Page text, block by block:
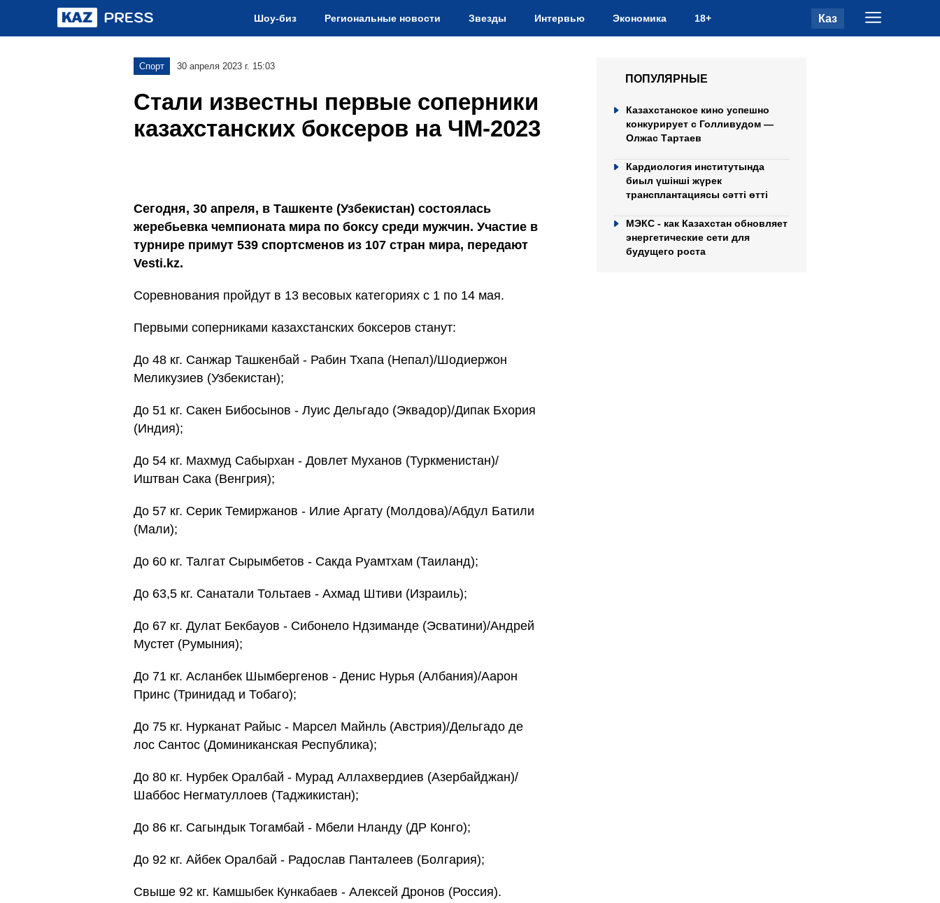
Шоу-биз Региональные новости Звезды Интервью Экономика 18+ Каз
Спорт 30 апреля 2023 г. 15:03
Стали известны первые соперники
казахстанских боксеров на ЧМ-2023
Сегодня, 30 апреля, в Ташкенте (Узбекистан) состоялась
жеребьевка чемпионата мира по боксу среди мужчин. Участие в
турнире примут 539 спортсменов из 107 стран мира, передают
Vesti.kz.
Соревнования пройдут в 13 весовых категориях с 1 по 14 мая.
Первыми соперниками казахстанских боксеров станут:
До 48 кг. Санжар Ташкенбай - Рабин Тхапа (Непал)/Шодиержон
Меликузиев (Узбекистан);
До 51 кг. Сакен Бибосынов - Луис Дельгадо (Эквадор)/Дипак Бхория
(Индия);
До 54 кг. Махмуд Сабырхан - Довлет Муханов (Туркменистан)/
Иштван Сака (Венгрия);
До 57 кг. Серик Темиржанов - Илие Аргату (Молдова)/Абдул Батили
(Мали);
До 60 кг. Талгат Сырымбетов - Сакда Руамтхам (Таиланд);
До 63,5 кг. Санатали Тольтаев - Ахмад Штиви (Израиль);
До 67 кг. Дулат Бекбауов - Сибонело Ндзиманде (Эсватини)/Андрей
Мустет (Румыния);
До 71 кг. Асланбек Шымбергенов - Денис Нурья (Албания)/Аарон
Принс (Тринидад и Тобаго);
До 75 кг. Нурканат Райыс - Марсел Майнль (Австрия)/Дельгадо де
лос Сантос (Доминиканская Республика);
До 80 кг. Нурбек Оралбай - Мурад Аллахвердиев (Азербайджан)/
Шаббос Негматуллоев (Таджикистан);
До 86 кг. Сагындык Тогамбай - Мбели Нланду (ДР Конго);
До 92 кг. Айбек Оралбай - Радослав Панталеев (Болгария);
Свыше 92 кг. Камшыбек Кункабаев - Алексей Дронов (Россия).
ПОПУЛЯРНЫЕ
Казахстанское кино успешно
конкурирует с Голливудом —
Олжас Тартаев
Кардиология институтында
биыл үшінші жүрек
трансплантациясы сәтті өтті
МЭКС - как Казахстан обновляет
энергетические сети для
будущего роста